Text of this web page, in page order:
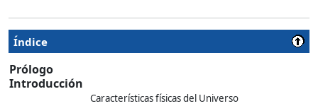
Índice
Prólogo
Introducción
Características físicas del Universo